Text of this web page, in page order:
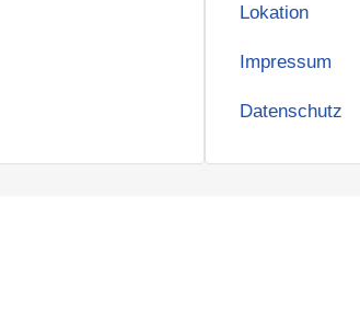
Lokation
Impressum
Datenschutz